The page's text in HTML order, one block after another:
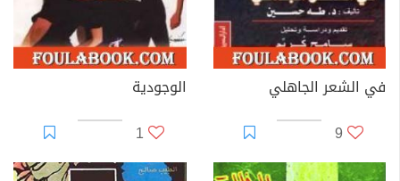
في الشعر الجاهلي
9
الوجودية
1